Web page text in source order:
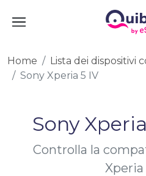
Home
Lista dei dispositivi
Sony Xperia 5 IV
Sony
Controlla la
Xperia